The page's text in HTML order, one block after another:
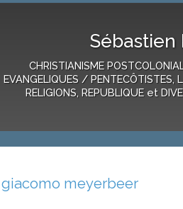
Sébastien
CHRISTIANISME
EVANGELIQUES / PENTECÔTISTES,
RELIGIONS, REPUBLIQUE et
giacomo meyerbeer